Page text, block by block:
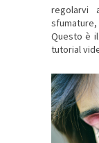
regolarvi
Questo è
tutorial